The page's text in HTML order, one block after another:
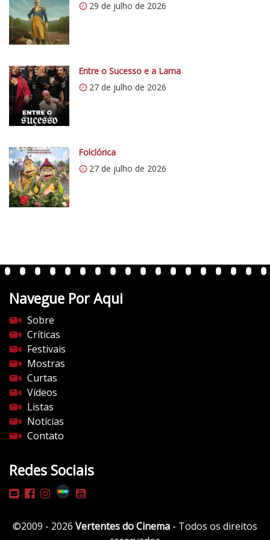
:
/
/
0
.
w
p
.
o
m
/
v
e
n
e
d
o
c
i
n
e
m
a
.
o
m
/
p
29 de julho de 2026
Entre o Sucesso e a Lama
27 de julho de 2026
Folclórica
27 de julho de 2026
Navegue Por Aqui
Sobre
Críticas
Festivais
Mostras
Curtas
Vídeos
Listas
Notícias
Contato
Redes Sociais
©2009 - 2026 Vertentes do Cinema - Todos os direitos